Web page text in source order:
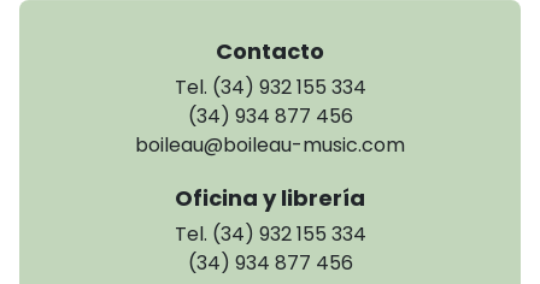
Contacto
Tel. (34) 932 155 334
(34) 934 877 456
boileau@boileau-music.com
Oficina y librería
Tel. (34) 932 155 334
(34) 934 877 456